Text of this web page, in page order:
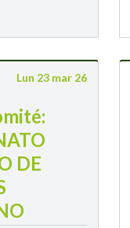
Lun 23 mar 26
DE